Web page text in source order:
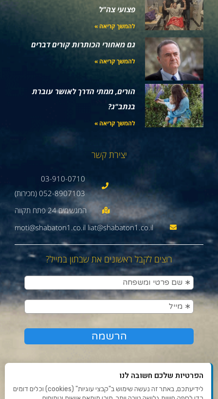
פצועי צה"ל
להמשך קריאה »
גם מאחורי הכותרות קורים דברים
להמשך קריאה »
הורים, ממתי הדרך לאושר עוברת
בנתב"ג?
להמשך קריאה »
יצירת קשר
03-910-0710
052-8907103 (מכירות)
moti@shabaton1.co.il liat@shabaton1.co.il
רוצים לקבל ראשונים את שבתון במייל?
הפרטיות שלכם חשובה לנו
לידיעתכם, באתר זה נעשה שימוש ב"קבצי עוגיות" (cookies) וכלים דומים